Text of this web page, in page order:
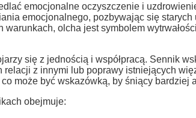
emocjonalne oczyszczenie i
emocjonalnego, pozbywając się
olcha jest symbolem
się z jednością i współpracą. Sennik
relacji z innymi lub poprawy istniejących
może być wskazówką, by śniący bardziej
obejmuje: